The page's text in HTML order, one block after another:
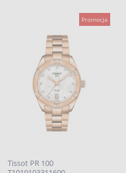
Promocja
Tissot PR 100